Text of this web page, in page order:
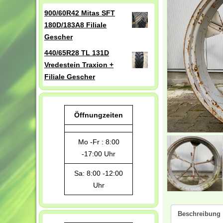
900/60R42 Mitas SFT
180D/183A8 Filiale
Gescher
440/65R28 TL 131D
Vredestein Traxion +
Filiale Gescher
Öffnungzeiten
Mo -Fr : 8:00
-17:00 Uhr
Sa: 8:00 -12:00
Uhr
Beschreibung